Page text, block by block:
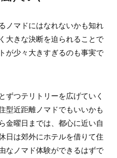
ノマドにはなれないかも知れ
大きな決断を迫られることで
が少々大きすぎるのも事実で
ずつテリトリーを広げていく
型近距離ノマドでもいいかも
金曜日までは、都心に近い自
日は郊外にホテルを借りて住
なノマド体験ができるはずで